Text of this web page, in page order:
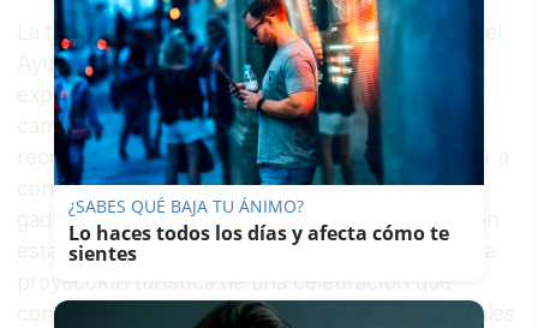
La teniente de alcalde de Turismo y Comercio del
Ayuntamiento de Cádiz, Beatriz Gandullo, ha
explicado que "con este trámite iniciamos un
camino cuyo objetivo principal es obtener un
reconocimiento que nos permitirá difundir y dar a
conocer el valioso patrimonio de las cofradías
gaditanas y que creemos que es de justicia". Con
esta declaración, el Consistorio busca reforzar la
proyección turística de una celebración que
constituye uno de los grandes atractivos culturales
¿SABES QUÉ BAJA TU ÁNIMO?
Lo haces todos los días y afecta cómo te
sientes